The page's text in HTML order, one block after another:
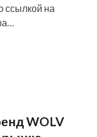
ссылкой на
WOLV